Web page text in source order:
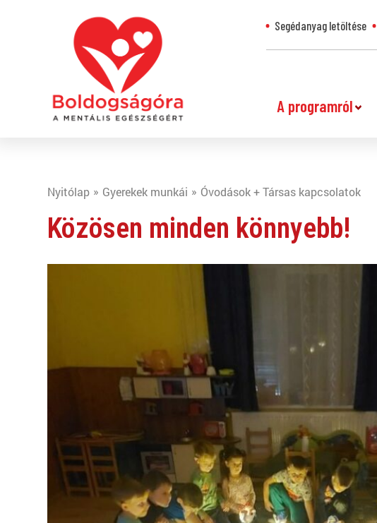
Segédanyag letöltése
A programról
Nyitólap Gyerekek munkái Óvodások + Társas kapcsolatok
Közösen minden könnyebb!